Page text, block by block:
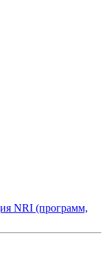
NRI (программ,